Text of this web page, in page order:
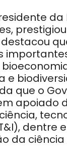
da
prestigiou
e
que o
apoiado
dentre
da ciência